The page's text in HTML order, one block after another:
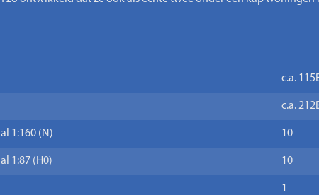
c.a.
c.a.
1:160 (N) 10
1:87 (H0) 10
1